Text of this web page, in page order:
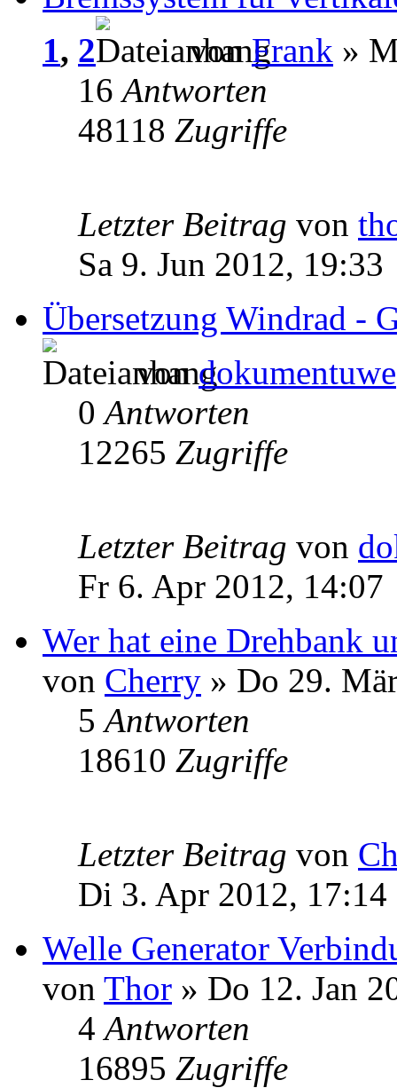
1, 2 vonFrank »
16Antworten
48118 Zugriffe
Letzter Beitrag von
Sa 9. Jun 2012, 19:33
Übersetzung Windrad -
vondokumentuwe
0Antworten
12265 Zugriffe
Letzter Beitrag von
Fr 6. Apr 2012, 14:07
Wer hat eine Drehbank
von Cherry » Do 29.
5Antworten
18610 Zugriffe
Letzter Beitrag von
Di 3. Apr 2012, 17:14
Welle Generator
von Thor » Do 12. Jan
4Antworten
16895 Zugriffe